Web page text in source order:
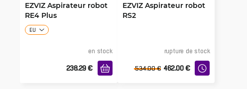
EZVIZ Aspirateur robot
RE4 Plus
EU
en stock
238.29 €
EZVIZ Aspirateur robot
RS2
rupture de stock
534.00 € 462.00 €